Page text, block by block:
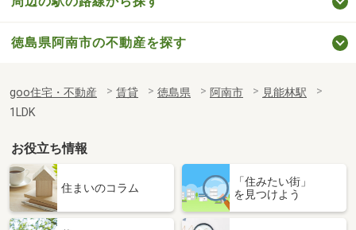
徳島県阿南市の不動産を探す
goo住宅・不動産 賃貸 徳島県 阿南市
見能林駅
1LDK
お役立ち情報
住まいのコラム
「住みたい街」
を見つけよう